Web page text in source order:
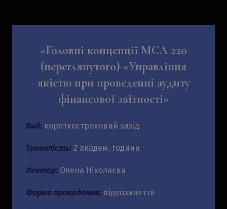
«Головні концепції МСА 220
(переглянутого) «Управління
якістю при проведенні аудиту
фінансової звітності»
Вид: короткостроковий захід
Тривалість: 2 академ. години
Лектор: Олена Ніколаєва
Форма проведення: відеозаняття